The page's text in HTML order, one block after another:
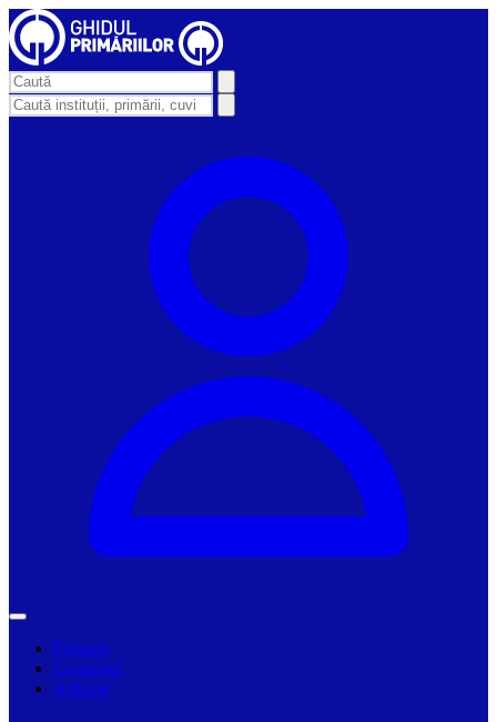
Primarii
Companii
Articole